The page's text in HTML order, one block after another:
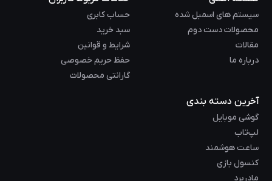
سیستم های اسمبل شده
محصولات دست دوم
مقالات
درباره ما
حساب کابری
سبد خرید
شرایط و قوانین
حفظ حریم خصوصی
گارانتی محصولات
آخرین دسته بندی
گوشی موبایل
لپ‌تاب
ساعت هوشمند
کنسول بازی
مادربرد